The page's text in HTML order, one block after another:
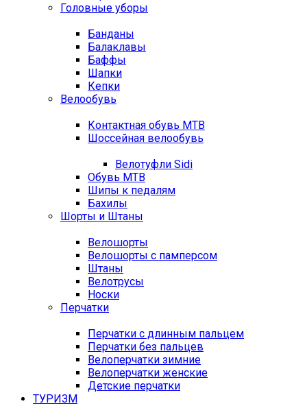
Головные уборы
Банданы
Балаклавы
Баффы
Шапки
Кепки
Велообувь
Контактная обувь MTB
Шоссейная велообувь
Велотуфли Sidi
Обувь MTB
Шипы к педалям
Бахилы
Шорты и Штаны
Велошорты
Велошорты с памперсом
Штаны
Велотрусы
Носки
Перчатки
Перчатки с длинным пальцем
Перчатки без пальцев
Велоперчатки зимние
Велоперчатки женские
Детские перчатки
ТУРИЗМ